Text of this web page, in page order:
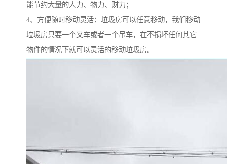
能节约大量的人力、物力、财力；
4、方便随时移动灵活：垃圾房可以任意移动，我们移动
垃圾房只要一个叉车或者一个吊车，在不损坏任何其它
物件的情况下就可以灵活的移动垃圾房。